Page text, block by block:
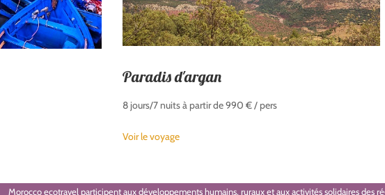
Paradis d'argan
8 jours/7 nuits à partir de 990 € / pers
Voir le voyage
Morocco ecotravel participent aux développements humains, ruraux et aux activités solidaires des